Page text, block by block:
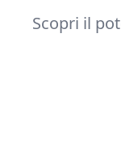
Scopri il